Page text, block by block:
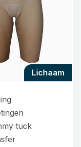
lichaam
tuck